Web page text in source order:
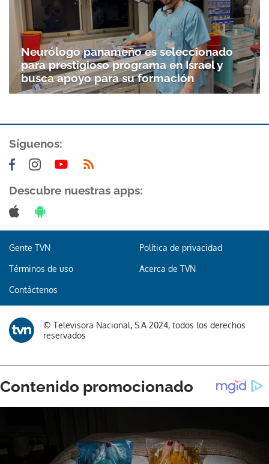
Neurólogo panameño es seleccionado
para prestigioso programa en Israel y
busca apoyo para su formación
Síguenos:
Descubre nuestras apps:
Gente TVN Política de privacidad
Términos de uso Acerca de TVN
Contáctenos
© Televisora Nacional, S.A 2024, todos los derechos
reservados